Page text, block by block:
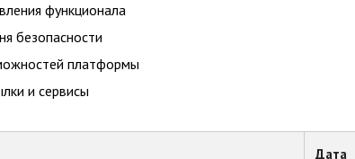
функционала
безопасности
платформы
и сервисы
Дата